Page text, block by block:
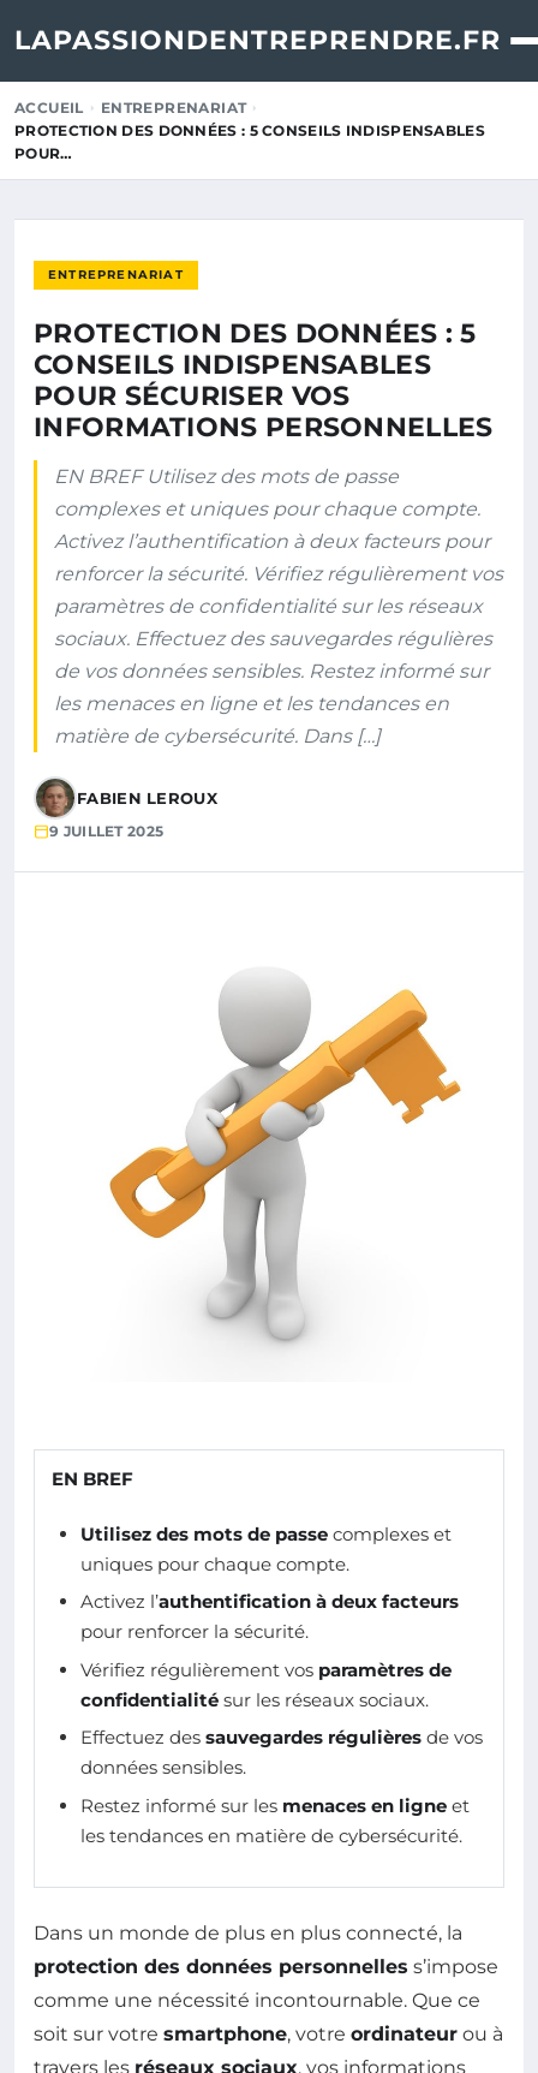
LAPASSIONDENTREPRENDRE.FR
ACCUEIL
ENTREPRENARIAT
PROTECTION DES DONNÉES : 5 CONSEILS INDISPENSABLES
POUR…
ENTREPRENARIAT
PROTECTION DES DONNÉES : 5
CONSEILS INDISPENSABLES
POUR SÉCURISER VOS
INFORMATIONS PERSONNELLES
EN BREF Utilisez des mots de passe
complexes et uniques pour chaque compte.
Activez l’authentification à deux facteurs pour
renforcer la sécurité. Vérifiez régulièrement vos
paramètres de confidentialité sur les réseaux
sociaux. Effectuez des sauvegardes régulières
de vos données sensibles. Restez informé sur
les menaces en ligne et les tendances en
matière de cybersécurité. Dans […]
FABIEN LEROUX
9 JUILLET 2025
EN BREF
Utilisez des mots de passe complexes et
uniques pour chaque compte.
Activez l’authentification à deux facteurs
pour renforcer la sécurité.
Vérifiez régulièrement vos paramètres de
confidentialité sur les réseaux sociaux.
Effectuez des sauvegardes régulières de vos
données sensibles.
Restez informé sur les menaces en ligne et
les tendances en matière de cybersécurité.
Dans un monde de plus en plus connecté, la
protection des données personnelles s’impose
comme une nécessité incontournable. Que ce
soit sur votre smartphone, votre ordinateur ou à
travers les réseaux sociaux, vos informations